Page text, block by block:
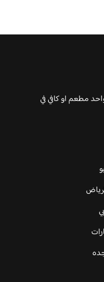
مطعم او كافي في